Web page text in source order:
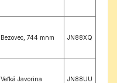
Bezovec, 744 mnm JN88XQ
Veľká Javorina JN88UU